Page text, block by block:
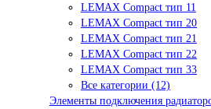
LEMAX Compact тип 11
LEMAX Compact тип 20
LEMAX Compact тип 21
LEMAX Compact тип 22
LEMAX Compact тип 33
Все категории (12)
Элементы подключения